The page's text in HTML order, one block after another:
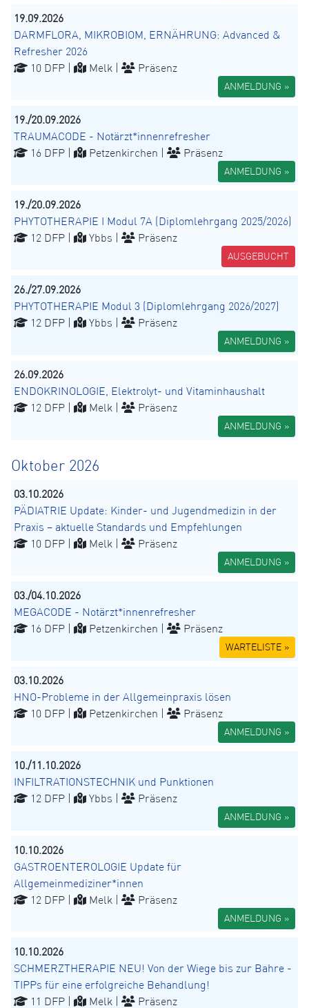
19.09.2026
DARMFLORA, MIKROBIOM, ERNÄHRUNG: Advanced &
Refresher 2026
10 DFP |
Melk | Präsenz
ANMELDUNG »
19./20.09.2026
TRAUMACODE - Notärzt*innenrefresher
16 DFP |
Petzenkirchen | Präsenz
ANMELDUNG »
19./20.09.2026
PHYTOTHERAPIE I Modul 7A (Diplomlehrgang 2025/2026)
12 DFP |
Ybbs | Präsenz
AUSGEBUCHT
26./27.09.2026
PHYTOTHERAPIE Modul 3 (Diplomlehrgang 2026/2027)
12 DFP |
Ybbs | Präsenz
ANMELDUNG »
26.09.2026
ENDOKRINOLOGIE, Elektrolyt- und Vitaminhaushalt
12 DFP |
Melk | Präsenz
ANMELDUNG »
Oktober 2026
03.10.2026
PÄDIATRIE Update: Kinder- und Jugendmedizin in der
Praxis – aktuelle Standards und Empfehlungen
10 DFP |
Melk | Präsenz
ANMELDUNG »
03./04.10.2026
MEGACODE - Notärzt*innenrefresher
16 DFP |
Petzenkirchen | Präsenz
WARTELISTE »
03.10.2026
HNO-Probleme in der Allgemeinpraxis lösen
10 DFP |
Petzenkirchen | Präsenz
ANMELDUNG »
10./11.10.2026
INFILTRATIONSTECHNIK und Punktionen
12 DFP |
Ybbs | Präsenz
ANMELDUNG »
10.10.2026
GASTROENTEROLOGIE Update für
Allgemeinmediziner*innen
12 DFP |
Melk | Präsenz
ANMELDUNG »
10.10.2026
SCHMERZTHERAPIE NEU! Von der Wiege bis zur Bahre -
TIPPs für eine erfolgreiche Behandlung!
11 DFP |
Melk | Präsenz